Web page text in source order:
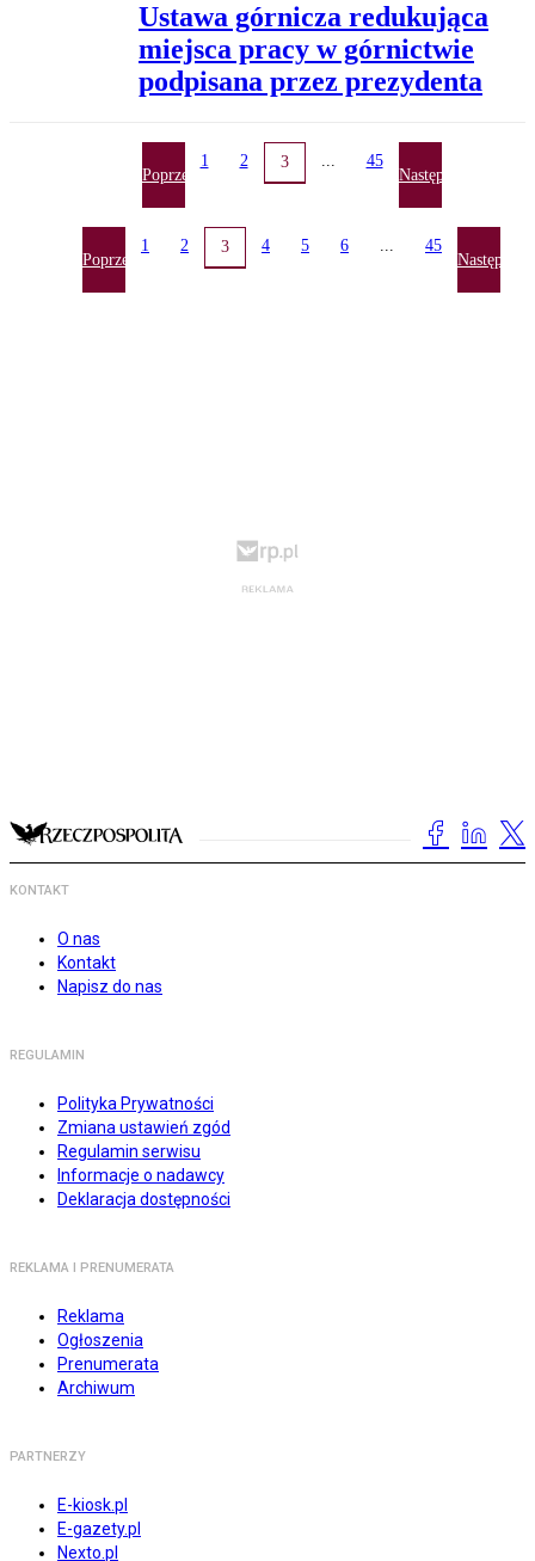
Ustawa górnicza redukująca
miejsca pracy w górnictwie
podpisana przez prezydenta
Poprzednia
1 2 3 ... 45
Następna
Poprzednia
1 2 3 4 5 6 ... 45
Następna
KONTAKT
O nas
Kontakt
Napisz do nas
REGULAMIN
Polityka Prywatności
Zmiana ustawień zgód
Regulamin serwisu
Informacje o nadawcy
Deklaracja dostępności
REKLAMA I PRENUMERATA
Reklama
Ogłoszenia
Prenumerata
Archiwum
PARTNERZY
E-kiosk.pl
E-gazety.pl
Nexto.pl